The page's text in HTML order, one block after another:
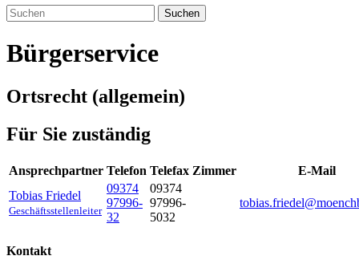
Suchen
Bürgerservice
Ortsrecht (allgemein)
Für Sie zuständig
Ansprechpartner Telefon Telefax Zimmer
E-Mail
Tobias Friedel
Geschäftsstellenleiter
09374
97996-
32
09374
97996-
5032
Kontakt